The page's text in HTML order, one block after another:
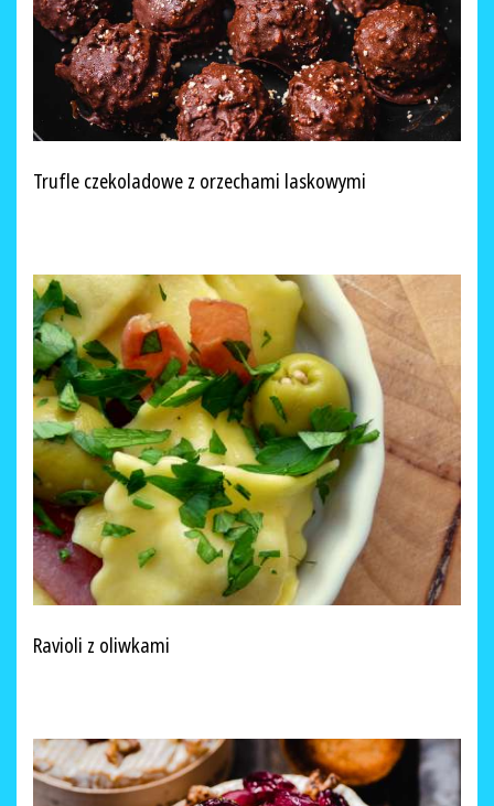
Trufle czekoladowe z orzechami laskowymi
Ravioli z oliwkami